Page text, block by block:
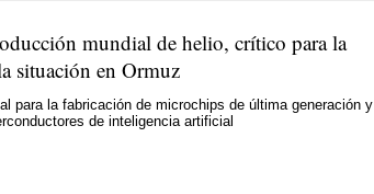
mundial de helio, crítico para la
situación en Ormuz
para la fabricación de microchips de última generación y
de inteligencia artificial